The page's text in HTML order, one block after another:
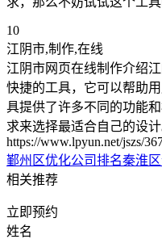
10
江阴市,制作,在线
江阴市网页在线制作介绍
快捷的工具，它可以帮助
具提供了许多不同的功能
求来选择最适合自己的设
https://www.lpyun.net/jszs/
鄞州区优化公司排名秦淮
相关推荐
立即预约
姓名